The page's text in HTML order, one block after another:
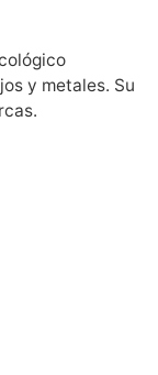
y metales. Su